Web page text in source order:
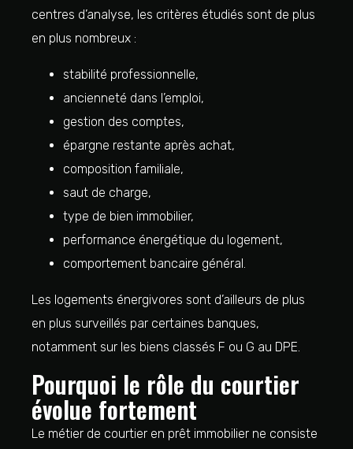
centres d’analyse, les critères étudiés sont de plus
en plus nombreux :
stabilité professionnelle,
ancienneté dans l’emploi,
gestion des comptes,
épargne restante après achat,
composition familiale,
saut de charge,
type de bien immobilier,
performance énergétique du logement,
comportement bancaire général.
Les logements énergivores sont d’ailleurs de plus
en plus surveillés par certaines banques,
notamment sur les biens classés F ou G au DPE.
Pourquoi le rôle du courtier
évolue fortement
Le métier de courtier en prêt immobilier ne consiste